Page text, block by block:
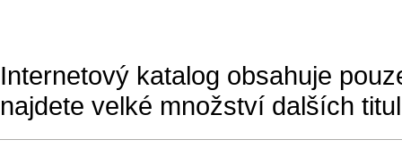
Internetový katalog obsahuje
najdete velké množství dalších